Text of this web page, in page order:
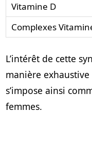
Vitamine D
Complexes
L’intérêt de cette
manière
s’impose ainsi
femmes.